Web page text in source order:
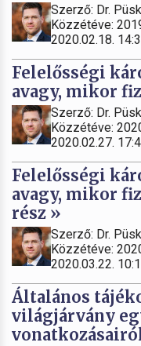
Szerző: Dr.
Közzétéve:
2020.02.18.
Felelősségi
avagy, mikor
Szerző: Dr.
Közzétéve:
2020.02.27.
Felelősségi
avagy, mikor
rész »
Szerző: Dr.
Közzétéve:
2020.03.22.
Általános
világjárvány